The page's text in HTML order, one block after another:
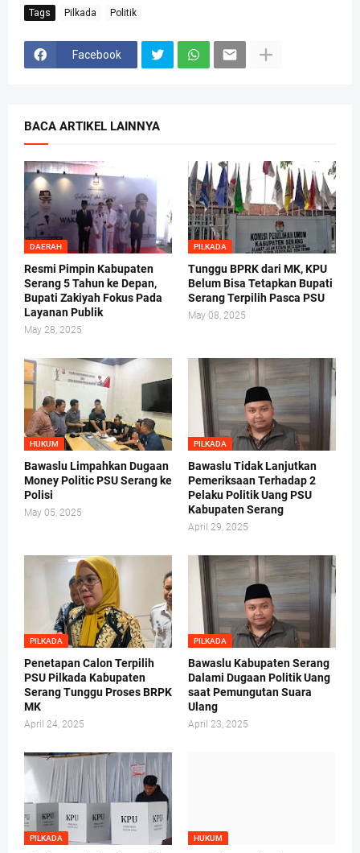
Tags Pilkada Politik
Facebook
BACA ARTIKEL LAINNYA
DAERAH
Resmi Pimpin Kabupaten
Serang 5 Tahun ke Depan,
Bupati Zakiyah Fokus Pada
Layanan Publik
May 28, 2025
PILKADA
Tunggu BPRK dari MK, KPU
Belum Bisa Tetapkan Bupati
Serang Terpilih Pasca PSU
May 08, 2025
HUKUM
Bawaslu Limpahkan Dugaan
Money Politic PSU Serang ke
Polisi
May 05, 2025
PILKADA
Bawaslu Tidak Lanjutkan
Pemeriksaan Terhadap 2
Pelaku Politik Uang PSU
Kabupaten Serang
April 29, 2025
PILKADA
Penetapan Calon Terpilih
PSU Pilkada Kabupaten
Serang Tunggu Proses BRPK
MK
April 24, 2025
PILKADA
Bawaslu Kabupaten Serang
Dalami Dugaan Politik Uang
saat Pemungutan Suara
Ulang
April 23, 2025
PILKADA HUKUM